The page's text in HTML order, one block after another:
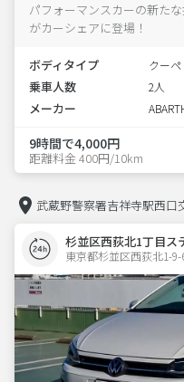
パフォーマンスカーの新た
がカーシェアに登場！
ボディタイプ クーペ
乗車人数 2人
メーカー
9時間で4,000円
距離料金 400円/10km
武蔵野警察署吉祥寺駅西口
杉並区西荻北1丁目ス
東京都杉並区西荻北1-